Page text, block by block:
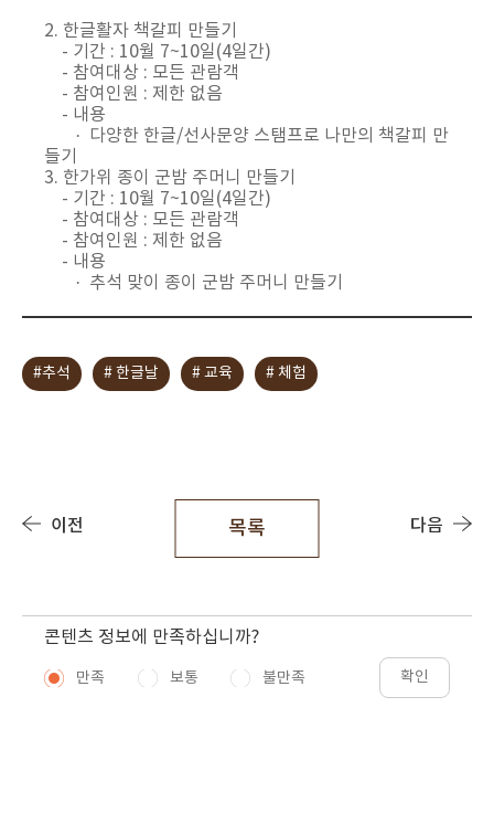
2. 한글활자 책갈피 만들기
- 기간 : 10월 7~10일(4일간)
- 참여대상 : 모든 관람객
- 참여인원 : 제한 없음
- 내용
· 다양한 한글/선사문양 스탬프로 나만의 책갈피 만
들기
3. 한가위 종이 군밤 주머니 만들기
- 기간 : 10월 7~10일(4일간)
- 참여대상 : 모든 관람객
- 참여인원 : 제한 없음
- 내용
· 추석 맞이 종이 군밤 주머니 만들기
#추석 # 한글날 # 교육 # 체험
이전 목록 다음
콘텐츠 정보에 만족하십니까?
만족 보통 불만족 확인